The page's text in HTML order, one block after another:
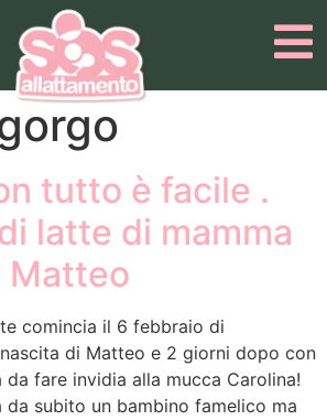
tutto è facile .
latte di mamma
Matteo
comincia il 6 febbraio di
nascita di Matteo e 2 giorni dopo con
fare invidia alla mucca Carolina!
subito un bambino famelico ma